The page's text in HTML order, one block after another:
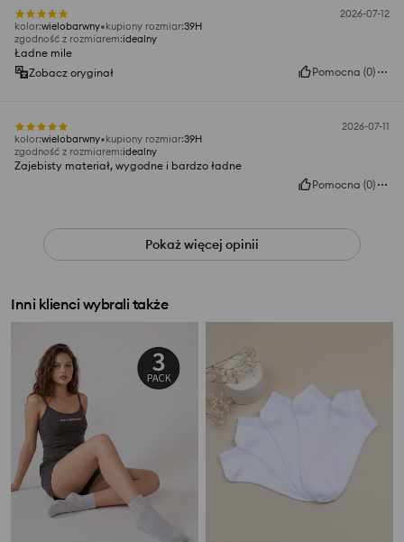
2026-07-12
kolor:wielobarwny kupiony rozmiar:39H
zgodność z rozmiarem:idealny
Ładne mile
Zobacz oryginał
Pomocna (0)
2026-07-11
kolor:wielobarwny kupiony rozmiar:39H
zgodność z rozmiarem:idealny
Zajebisty materiał, wygodne i bardzo ładne
Pomocna (0)
Pokaż więcej opinii
Inni klienci wybrali także